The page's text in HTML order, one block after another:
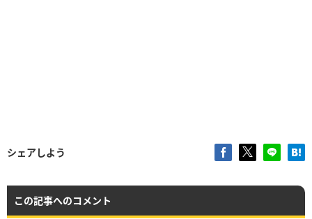
シェアしよう
この記事へのコメント